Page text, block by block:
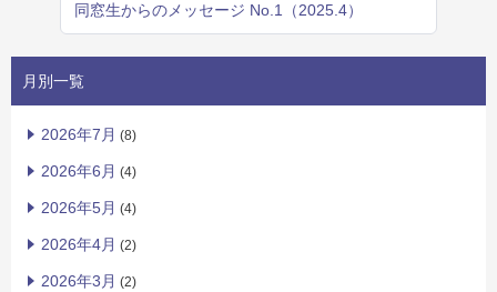
同窓生からのメッセージ No.1（2025.4）
月別一覧
2026年7月 (8)
2026年6月 (4)
2026年5月 (4)
2026年4月 (2)
2026年3月 (2)